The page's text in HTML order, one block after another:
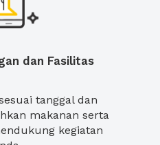
dan Fasilitas
tanggal dan
makanan serta
kegiatan